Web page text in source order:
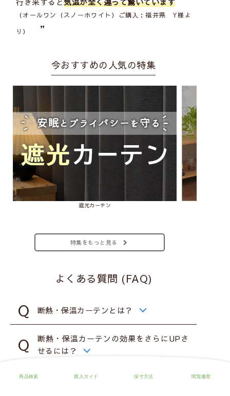
（オールワン（スノーホワイト）
ご購入：福井県 Y様よ
り）
”
今おすすめの人気の特集
遮光カーテン
特集をもっと見る
よくある質問 (FAQ)
断熱・保温カーテンとは？
断熱・保温カーテンの効果をさらにUPさ
せるには？